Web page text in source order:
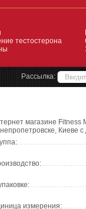
тестостерона
Рассылка:
магазине
Киеве с
измерения: